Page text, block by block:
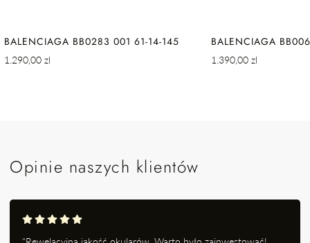
BALENCIAGA BB0283 001 61-14-145
Cena
1.290,00 zl
BALENCIAGA
Cena
1.390,00 zl
Opinie naszych klientów